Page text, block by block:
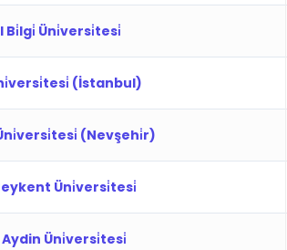
Bi̇lgi̇ Üni̇versi̇tesi̇
(İstanbul)
(Nevşehi̇r)
Üni̇versi̇tesi̇
Üni̇versi̇tesi̇